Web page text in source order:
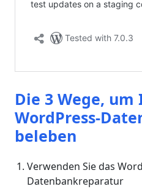
Die 3 Wege, um
WordPress-
beleben
Verwenden Sie das
Datenbankreparatur